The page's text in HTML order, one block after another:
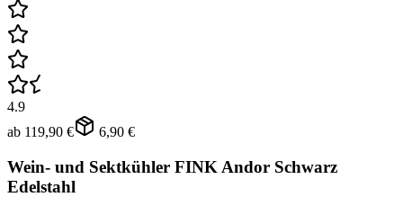
4.9
ab 119,90 € 6,90 €
Wein- und Sektkühler FINK Andor Schwarz
Edelstahl